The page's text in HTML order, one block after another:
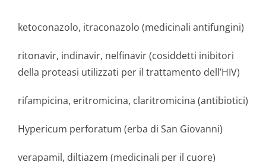
ketoconazolo, itraconazolo (medicinali antifungini)
ritonavir, indinavir, nelfinavir (cosiddetti inibitori
della proteasi utilizzati per il trattamento dell’HIV)
rifampicina, eritromicina, claritromicina (antibiotici)
Hypericum perforatum (erba di San Giovanni)
verapamil, diltiazem (medicinali per il cuore)